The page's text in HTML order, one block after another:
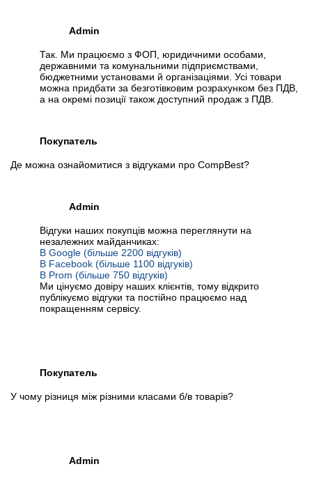
Admin
Так. Ми працюємо з ФОП, юридичними особами,
державними та комунальними підприємствами,
бюджетними установами й організаціями. Усі товари
можна придбати за безготівковим розрахунком без ПДВ,
а на окремі позиції також доступний продаж з ПДВ.
Покупатель
Де можна ознайомитися з відгуками про CompBest?
Admin
Відгуки наших покупців можна переглянути на
незалежних майданчиках:
В Google (більше 2200 відгуків)
В Facebook (більше 1100 відгуків)
В Prom (більше 750 відгуків)
Ми цінуємо довіру наших клієнтів, тому відкрито
публікуємо відгуки та постійно працюємо над
покращенням сервісу.
Покупатель
У чому різниця між різними класами б/в товарів?
Admin